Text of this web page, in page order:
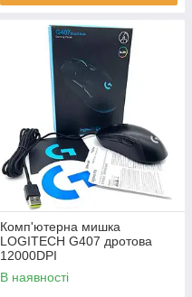
Комп'ютерна мишка
LOGITECH G407 дротова
12000DPI
В наявності